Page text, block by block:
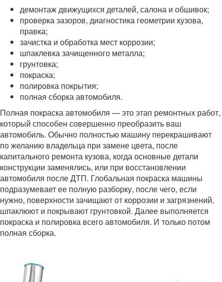
демонтаж движущихся деталей, салона и обшивок;
проверка зазоров, диагностика геометрии кузова,
правка;
зачистка и обработка мест коррозии;
шпаклевка зачищенного металла;
грунтовка;
покраска;
полировка покрытия;
полная сборка автомобиля.
Полная покраска автомобиля — это этап ремонтных работ,
который способен совершенно преобразить ваш
автомобиль. Обычно полностью машину перекрашивают
по желанию владельца при замене цвета, после
капитального ремонта кузова, когда основные детали
конструкции заменялись, или при восстановлении
автомобиля после ДТП. Глобальная покраска машины
подразумевает ее полную разборку, после чего, если
нужно, поверхности зачищают от коррозии и загрязнений,
шпаклюют и покрывают грунтовкой. Далее выполняется
покраска и полировка всего автомобиля. И только потом
полная сборка.